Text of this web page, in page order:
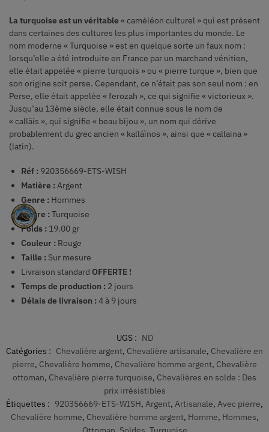
La turquoise est un véritable« caméléon culturel » qui est présent
dans certaines des cultures les plus importantes du monde. Le
nom moderne « Turquoise » est en quelque sorte un faux nom :
lorsqu’elle a été introduite en France par un marchand vénitien,
elle était appelée « pierre turquois » ou « pierre turque », bien que
son origine soit perse. Cependant, ce n’était pas son seul nom : en
Perse, elle était appelée « ferozah », ce qui signifie « victorieux ».
Jusqu’au 13ème siècle, elle était connue sous le nom de
« calläis », qui signifie « beau bijou », un nom qui dérive
probablement du grec ancien « kalláïnos », ainsi que « callaina »
(latin).
Réf : 920356669-ETS-WISH
Matière :Argent
Genre : Hommes
Pierre :Turquoise
Poids : 19.00 gr
Couleur : Rouge
Taille : Sur mesure
Livraison standard OFFERTE !
Temps de production : 2 jours
Délais de livraison :4 à 9 jours
UGS : ND
Catégories : Chevalière argent, Chevalière artisanale, Chevalière en
pierre, Chevalière homme, Chevalière homme argent, Chevalière
ottoman, Chevalière pierre turquoise, Chevalières en solde : Des
prix irrésistibles
Étiquettes : 920356669-ETS-WISH, Argent, Artisanale, Avec pierre,
Chevalière homme, Chevalière homme argent, Homme, Hommes,